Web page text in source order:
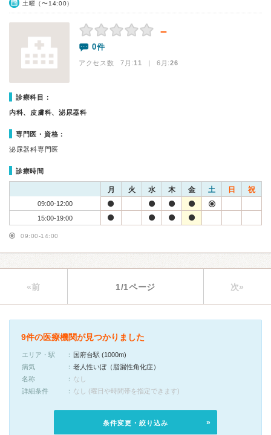
土曜（〜14:00）
－
0件
アクセス数 7月:11 | 6月:26
診療科目：
内科、皮膚科、泌尿器科
専門医・資格：
泌尿器科専門医
診療時間
月 火 水 木 金 土 日 祝
09:00-12:00
15:00-19:00
09:00-14:00
«前 1/1ページ 次»
9件の医療機関が見つかりました
エリア・駅
国府台駅 (1000m)
病気
老人性いぼ（脂漏性角化症）
名称
なし
詳細条件
なし (曜日や時間帯を指定できます)
条件変更・絞り込み